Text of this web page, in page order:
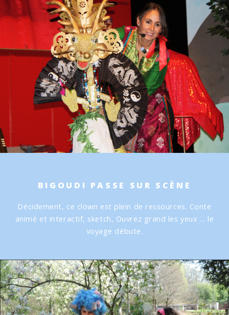
BIGOUDI PASSE SUR SCÈNE
Décidement, ce clown est plein de ressources. Conte
animé et interactif, sketch, Ouvrez grand les yeux ... le
voyage débute.